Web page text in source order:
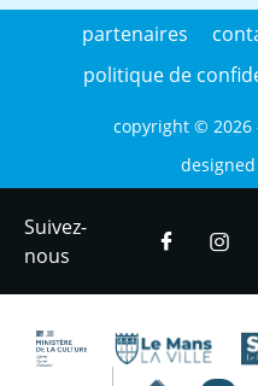
partenaires
politique de
copyright © 2026
Suivez-
nous